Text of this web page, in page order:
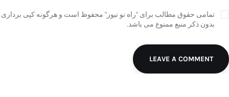
تمامی حقوق مطالب برای "راه نو نیوز" محفوظ است و هرگونه کپی برداری
بدون ذکر منبع ممنوع می باشد.
LEAVE A COMMENT